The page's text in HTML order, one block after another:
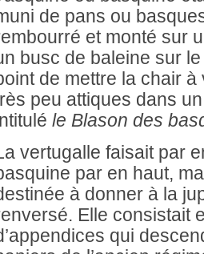
de pans ou
et monté sur
busc de baleine sur
de mettre la chair
peu attiques dans
le Blason des
vertugalle faisait par
par en haut,
à donner à la
Elle consistait
qui